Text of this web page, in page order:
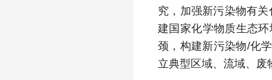
究，加强新污染物有
建国家化学物质生态
颈，构建新污染物/化
立典型区域、流域、